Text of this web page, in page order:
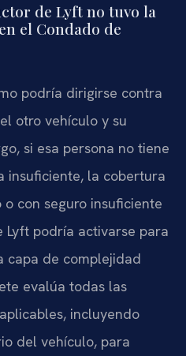
de Lyft no tuvo la
el Condado de
podría dirigirse contra
otro vehículo y su
si esa persona no tiene
insuficiente, la cobertura
con seguro insuficiente
Lyft podría activarse para
capa de complejidad
evalúa todas las
incluyendo
del vehículo, para